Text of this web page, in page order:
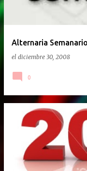
Alternaria
el diciembre 30, 2008
0